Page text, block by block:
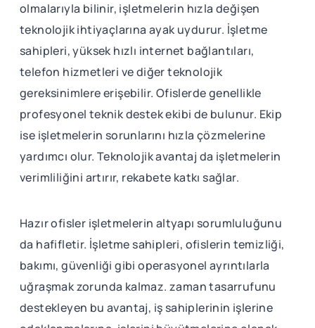
olmalarıyla bilinir, işletmelerin hızla değişen
teknolojik ihtiyaçlarına ayak uydurur. İşletme
sahipleri, yüksek hızlı internet bağlantıları,
telefon hizmetleri ve diğer teknolojik
gereksinimlere erişebilir. Ofislerde genellikle
profesyonel teknik destek ekibi de bulunur. Ekip
ise işletmelerin sorunlarını hızla çözmelerine
yardımcı olur. Teknolojik avantaj da işletmelerin
verimliliğini artırır, rekabete katkı sağlar.
Hazır ofisler işletmelerin altyapı sorumluluğunu
da hafifletir. İşletme sahipleri, ofislerin temizliği,
bakımı, güvenliği gibi operasyonel ayrıntılarla
uğraşmak zorunda kalmaz. zaman tasarrufunu
destekleyen bu avantaj, iş sahiplerinin işlerine